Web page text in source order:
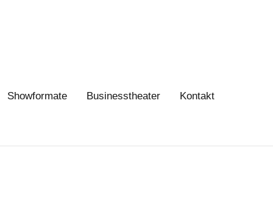
Showformate Businesstheater Kontakt